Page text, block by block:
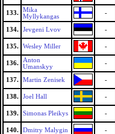
133.
Mika
Myllykangas
-
134. Jevgeni Lvov -
135. Wesley Miller -
136.
Anton
Umanskyy
-
137. Martin Zenisek -
138. Joel Hall -
139. Simonas Pleikys -
140. Dmitry Malygin -